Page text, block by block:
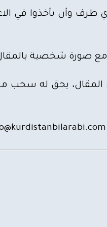
طرف وأن يأخذوا في
مع صورة شخصية
المقال، يحق له سحب